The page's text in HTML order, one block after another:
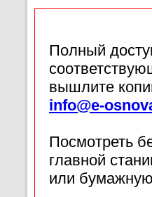
Полный
вышлите
info@e-
Посмотреть
главной
или